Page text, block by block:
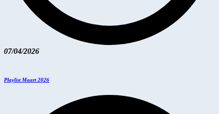
07/04/2026
Playlist Maart 2026